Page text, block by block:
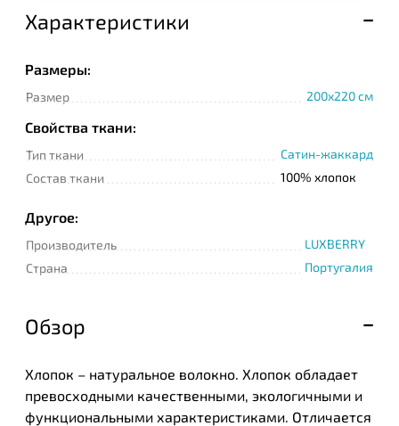
Характеристики
Размеры:
Размер 200x220 см
Свойства ткани:
Тип ткани
Сатин-жаккард
Состав ткани
100% хлопок
Другое:
Производитель
LUXBERRY
Страна
Португалия
Обзор
Хлопок – натуральное волокно. Хлопок обладает
превосходными качественными, экологичными и
функциональными характеристиками. Отличается